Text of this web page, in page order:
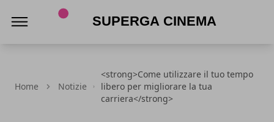
Home Notizie
<strong>Come utilizzare il tuo tempo
libero per migliorare la tua
carriera</strong>